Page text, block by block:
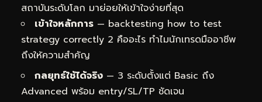
สถาบันระดับโลก มาย่อยให้เข้าใจง่ายที่สุด
เข้าใจหลักการ — backtesting how to test
strategy correctly 2 คืออะไร ทำไมนักเทรดมืออาชีพ
ถึงให้ความสำคัญ
กลยุทธ์ใช้ได้จริง — 3 ระดับตั้งแต่ Basic ถึง
Advanced พร้อม entry/SL/TP ชัดเจน